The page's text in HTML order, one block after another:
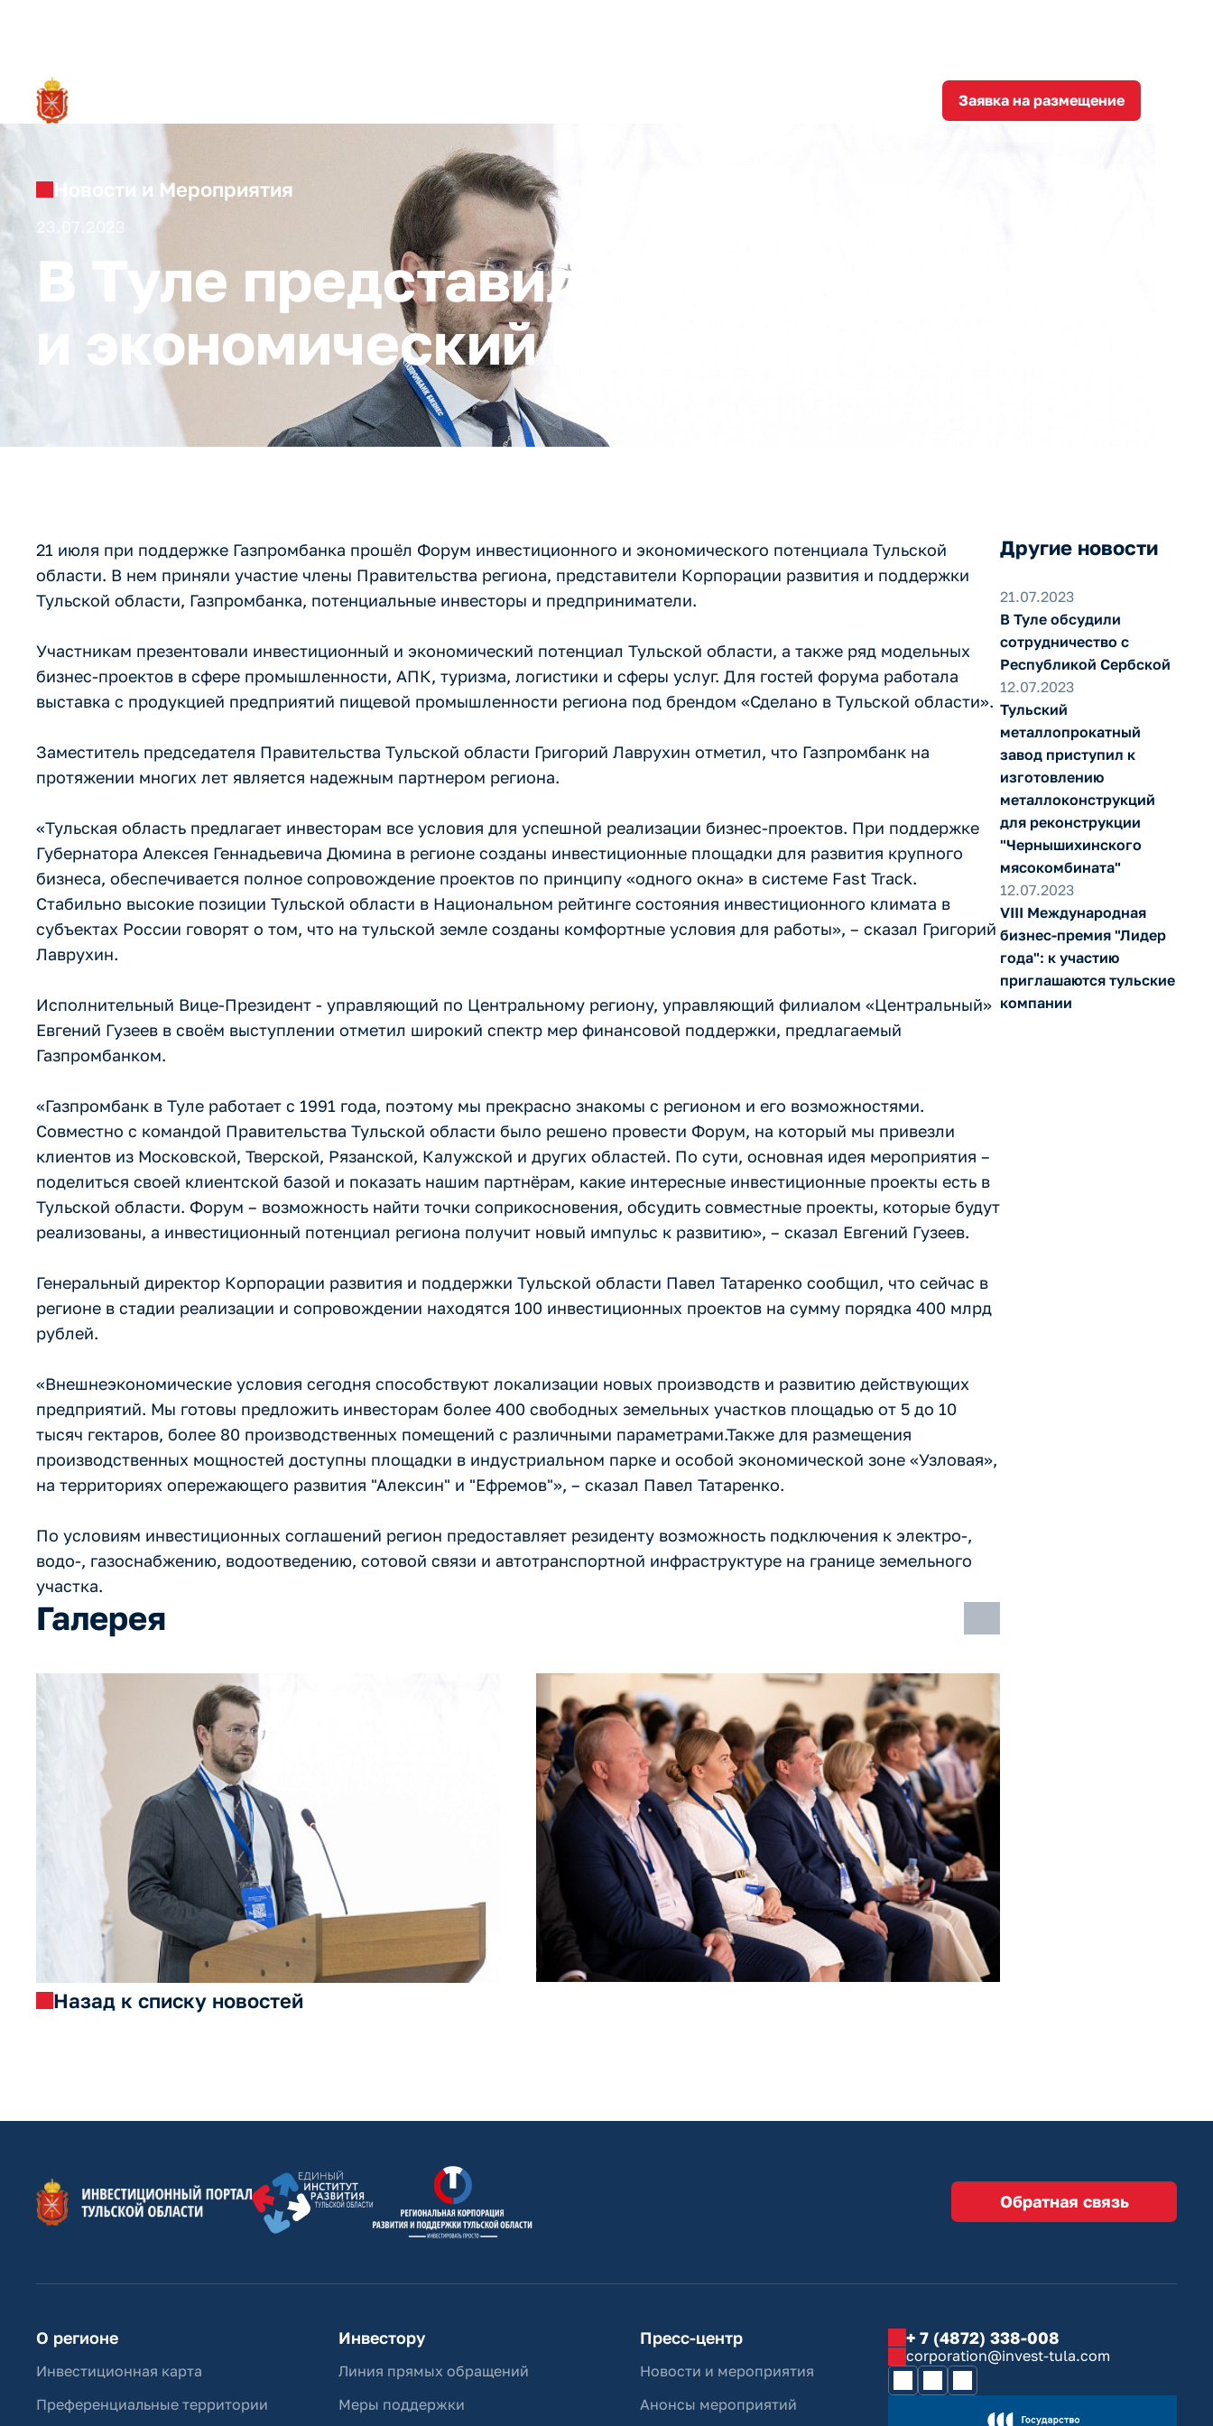
Заявка на размещение
Новости и Мероприятия
В Туле представили инвестиционный
и экономический потенциал региона
21 июля при поддержке Газпромбанка прошёл Форум инвестиционного и экономического потенциала Тульской
области. В нем приняли участие члены Правительства региона, представители Корпорации развития и поддержки
Тульской области, Газпромбанка, потенциальные инвесторы и предприниматели.
Участникам презентовали инвестиционный и экономический потенциал Тульской области, а также ряд модельных
бизнес-проектов в сфере промышленности, АПК, туризма, логистики и сферы услуг. Для гостей форума работала
выставка с продукцией предприятий пищевой промышленности региона под брендом «Сделано в Тульской области».
Заместитель председателя Правительства Тульской области Григорий Лаврухин отметил, что Газпромбанк на
протяжении многих лет является надежным партнером региона.
«Тульская область предлагает инвесторам все условия для успешной реализации бизнес-проектов. При поддержке
Губернатора Алексея Геннадьевича Дюмина в регионе созданы инвестиционные площадки для развития крупного
бизнеса, обеспечивается полное сопровождение проектов по принципу «одного окна» в системе Fast Track.
Стабильно высокие позиции Тульской области в Национальном рейтинге состояния инвестиционного климата в
субъектах России говорят о том, что на тульской земле созданы комфортные условия для работы», – сказал Григорий
Лаврухин.
Исполнительный Вице-Президент - управляющий по Центральному региону, управляющий филиалом «Центральный»
Евгений Гузеев в своём выступлении отметил широкий спектр мер финансовой поддержки, предлагаемый
Газпромбанком.
«Газпромбанк в Туле работает с 1991 года, поэтому мы прекрасно знакомы с регионом и его возможностями.
Совместно с командой Правительства Тульской области было решено провести Форум, на который мы привезли
клиентов из Московской, Тверской, Рязанской, Калужской и других областей. По сути, основная идея мероприятия –
поделиться своей клиентской базой и показать нашим партнёрам, какие интересные инвестиционные проекты есть в
Тульской области. Форум – возможность найти точки соприкосновения, обсудить совместные проекты, которые будут
реализованы, а инвестиционный потенциал региона получит новый импульс к развитию», – сказал Евгений Гузеев.
Генеральный директор Корпорации развития и поддержки Тульской области Павел Татаренко сообщил, что сейчас в
регионе в стадии реализации и сопровождении находятся 100 инвестиционных проектов на сумму порядка 400 млрд
рублей.
«Внешнеэкономические условия сегодня способствуют локализации новых производств и развитию действующих
предприятий. Мы готовы предложить инвесторам более 400 свободных земельных участков площадью от 5 до 10
тысяч гектаров, более 80 производственных помещений с различными параметрами.Также для размещения
производственных мощностей доступны площадки в индустриальном парке и особой экономической зоне «Узловая»,
на территориях опережающего развития "Алексин" и "Ефремов"», – сказал Павел Татаренко.
По условиям инвестиционных соглашений регион предоставляет резиденту возможность подключения к электро-,
водо-, газоснабжению, водоотведению, сотовой связи и автотранспортной инфраструктуре на границе земельного
участка.
Галерея
Назад к списку новостей
Другие новости
21.07.2023
В Туле обсудили
сотрудничество с
Республикой Сербской
12.07.2023
Тульский
металлопрокатный
завод приступил к
изготовлению
металлоконструкций
для реконструкции
"Чернышихинского
мясокомбината"
12.07.2023
VIII Международная
бизнес-премия "Лидер
года": к участию
приглашаются тульские
компании
Обратная связь
О регионе
Инвестиционная карта
Преференциальные территории
Инвестору
Линия прямых обращений
Меры поддержки
Пресс-центр
Новости и мероприятия
Анонсы мероприятий
+ 7 (4872) 338-008
corporation@invest-tula.com